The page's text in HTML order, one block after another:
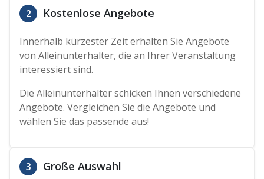
2 Kostenlose Angebote
Innerhalb kürzester Zeit erhalten Sie Angebote
von Alleinunterhalter, die an Ihrer Veranstaltung
interessiert sind.
Die Alleinunterhalter schicken Ihnen verschiedene
Angebote. Vergleichen Sie die Angebote und
wählen Sie das passende aus!
3 Große Auswahl